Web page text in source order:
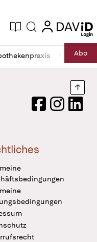
Ausgabe
Suche login
login
RechtAbo
FacebookInstagram